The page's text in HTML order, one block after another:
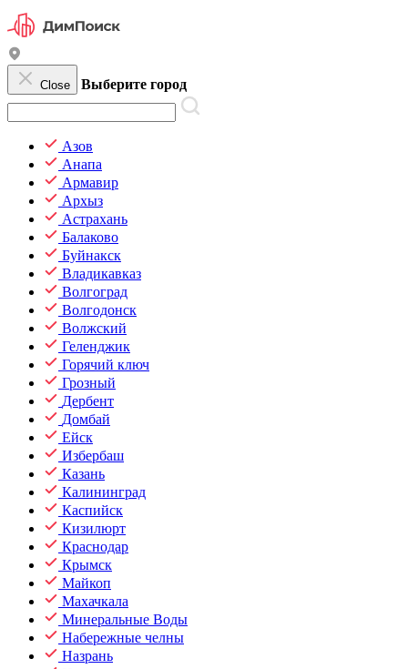
Close Выберите город
Азов
Анапа
Армавир
Архыз
Астрахань
Балаково
Буйнакск
Владикавказ
Волгоград
Волгодонск
Волжский
Геленджик
Горячий ключ
Грозный
Дербент
Домбай
Ейск
Избербаш
Казань
Калининград
Каспийск
Кизилюрт
Краснодар
Крымск
Майкоп
Махачкала
Минеральные Воды
Набережные челны
Назрань